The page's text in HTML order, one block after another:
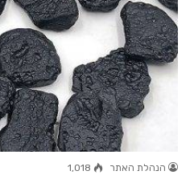
הנהלת האתר 1,018